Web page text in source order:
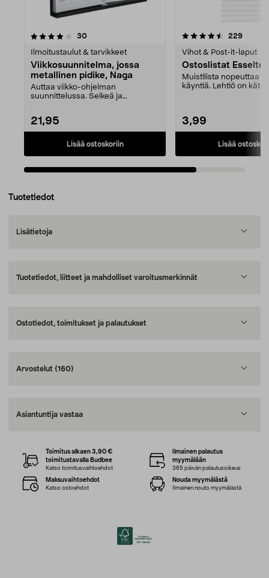
30arvostelut
Ilmoitustaulut & tarvikkeet
Viikkosuunnitelma, jossa
metallinen pidike, Naga
Auttaa viikko-ohjelman
suunnittelussa. Selkeä ja
21,95
Lisää ostoskoriin
4.5viidestä
229
Vihot & Post-it-laput
Ostoslistat Esselte,
Muistilista nopeuttaa
käyntiä. Lehtiö on
3,99
Lisää
Tuotetiedot
Lisätietoja
Tuotetiedot, liitteet ja mahdolliset varoitusmerkinnät
Ostotiedot, toimitukset ja palautukset
Arvostelut (160)
Asiantuntija vastaa
Toimitus alkaen 3,90 €
toimitustavalla Budbee
Katso toimitusvaihtoehdot
Ilmainen palautus
myymälään
365 päivän palautusoikeus
Maksuvaihtoehdot
Katso ostoehdot
Nouda myymälästä
Ilmainen nouto myymälästä